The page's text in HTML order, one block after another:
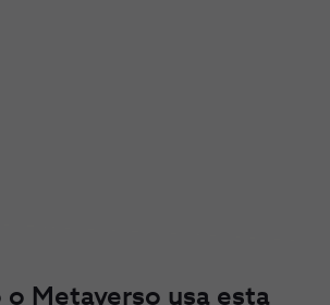
o Metaverso usa esta